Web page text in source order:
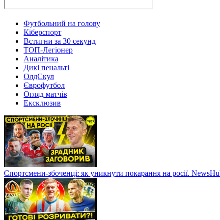
Футбольний на голову
Кіберспорт
Встигни за 30 секунд
ТОП-Легіонер
Аналітика
Дикі пенальті
ОлдСкул
Єврофутбол
Огляд матчів
Ексклюзив
Спортсмени-збоченці: як уникнути покарання на росії.